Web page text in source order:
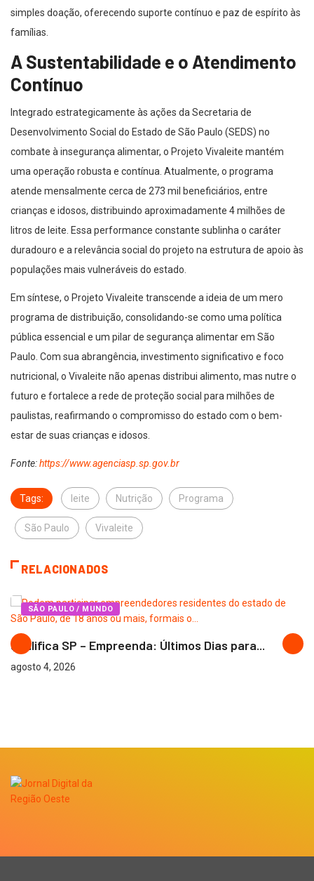
simples doação, oferecendo suporte contínuo e paz de espírito às
famílias.
A Sustentabilidade e o Atendimento
Contínuo
Integrado estrategicamente às ações da Secretaria de
Desenvolvimento Social do Estado de São Paulo (SEDS) no
combate à insegurança alimentar, o Projeto Vivaleite mantém
uma operação robusta e contínua. Atualmente, o programa
atende mensalmente cerca de 273 mil beneficiários, entre
crianças e idosos, distribuindo aproximadamente 4 milhões de
litros de leite. Essa performance constante sublinha o caráter
duradouro e a relevância social do projeto na estrutura de apoio às
populações mais vulneráveis do estado.
Em síntese, o Projeto Vivaleite transcende a ideia de um mero
programa de distribuição, consolidando-se como uma política
pública essencial e um pilar de segurança alimentar em São
Paulo. Com sua abrangência, investimento significativo e foco
nutricional, o Vivaleite não apenas distribui alimento, mas nutre o
futuro e fortalece a rede de proteção social para milhões de
paulistas, reafirmando o compromisso do estado com o bem-
estar de suas crianças e idosos.
Fonte:https://www.agenciasp.sp.gov.br
Tags: leite Nutrição Programa
São Paulo Vivaleite
RELACIONADOS
SÃO PAULO / MUNDO
Qualifica SP – Empreenda: Últimos Dias para...
agosto 4, 2026